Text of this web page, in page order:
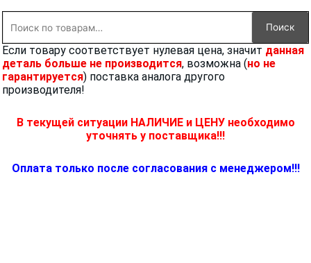
Поиск
Если товару соответствует нулевая цена, значит данная
деталь больше не производится, возможна (но не
гарантируется) поставка аналога другого
производителя!
В текущей ситуации НАЛИЧИЕ и ЦЕНУ необходимо
уточнять у поставщика!!!
Оплата только после согласования с менеджером!!!